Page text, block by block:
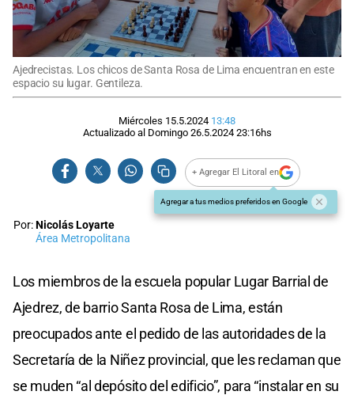
Ajedrecistas. Los chicos de Santa Rosa de Lima encuentran en este
espacio su lugar. Gentileza.
Miércoles 15.5.2024 13:48
Actualizado al Domingo 26.5.2024 23:16hs
+ Agregar El Litoral en
Agregar a tus medios preferidos en Google
Por:Nicolás Loyarte
Área Metropolitana
Los miembros de la escuela popular Lugar Barrial de
Ajedrez, de barrio Santa Rosa de Lima, están
preocupados ante el pedido de las autoridades de la
Secretaría de la Niñez provincial, que les reclaman que
se muden “al depósito del edificio”, para “instalar en su